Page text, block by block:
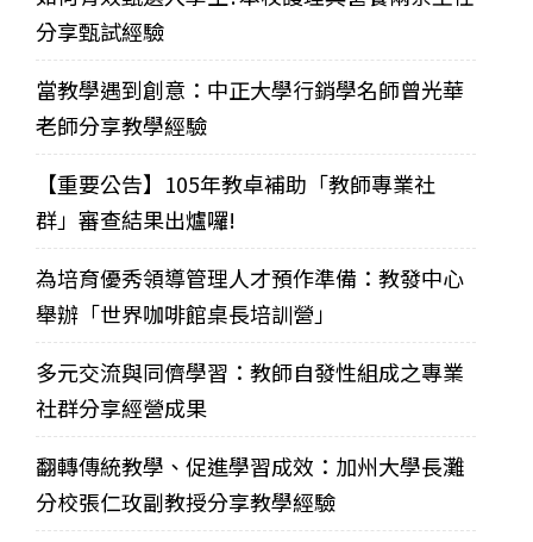
分享甄試經驗
當教學遇到創意：中正大學行銷學名師曾光華
老師分享教學經驗
【重要公告】105年教卓補助「教師專業社
群」審查結果出爐囉!
為培育優秀領導管理人才預作準備：教發中心
舉辦「世界咖啡館桌長培訓營」
多元交流與同儕學習：教師自發性組成之專業
社群分享經營成果
翻轉傳統教學、促進學習成效：加州大學長灘
分校張仁玫副教授分享教學經驗